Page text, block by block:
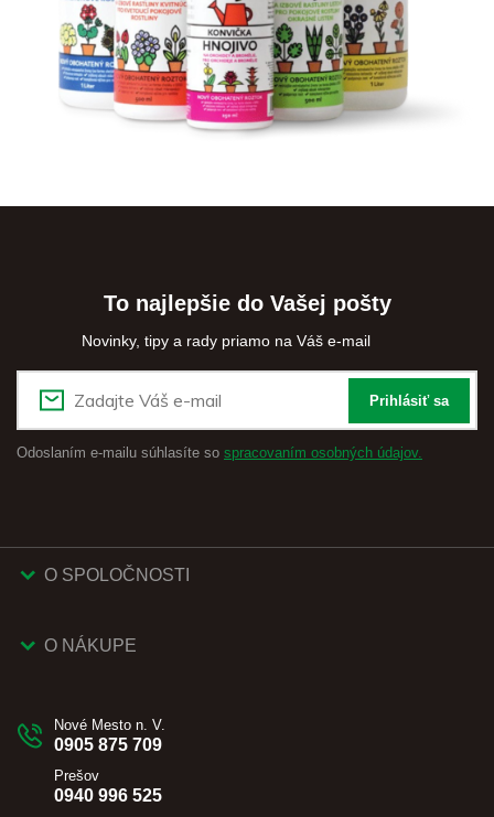
To najlepšie do Vašej pošty
Novinky, tipy a rady priamo na Váš e-mail
Prihlásiť sa
Odoslaním e-mailu súhlasíte so spracovaním osobných údajov.
O SPOLOČNOSTI
O NÁKUPE
Nové Mesto n. V.
0905 875 709
Prešov
0940 996 525